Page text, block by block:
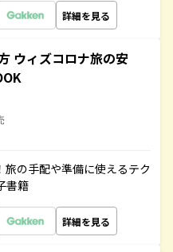
詳細を見る
ウィズコロナ旅の安
の手配や準備に使えるテク
書籍
詳細を見る